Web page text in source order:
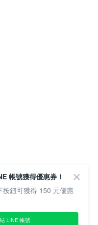
帳號獲得優惠券！
按鈕可獲得 150 元優惠
LINE 帳號